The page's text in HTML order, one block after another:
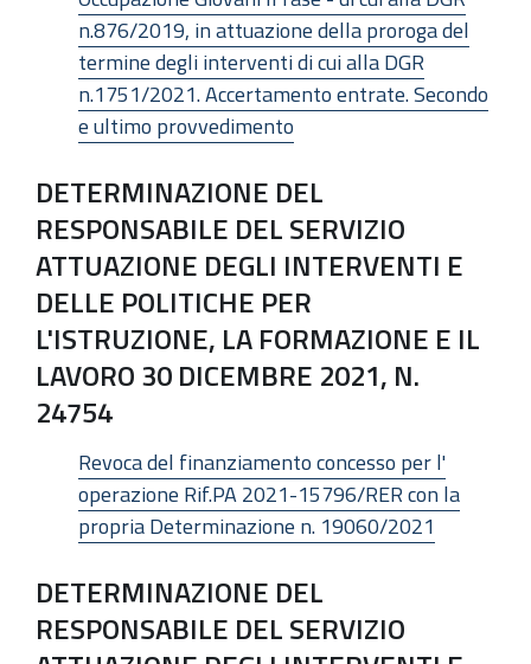
n.876/2019, in attuazione della proroga del
termine degli interventi di cui alla DGR
n.1751/2021. Accertamento entrate. Secondo
e ultimo provvedimento
DETERMINAZIONE DEL
RESPONSABILE DEL SERVIZIO
ATTUAZIONE DEGLI INTERVENTI E
DELLE POLITICHE PER
L'ISTRUZIONE, LA FORMAZIONE E IL
LAVORO 30 DICEMBRE 2021, N.
24754
Revoca del finanziamento concesso per l'
operazione Rif.PA 2021-15796/RER con la
propria Determinazione n. 19060/2021
DETERMINAZIONE DEL
RESPONSABILE DEL SERVIZIO